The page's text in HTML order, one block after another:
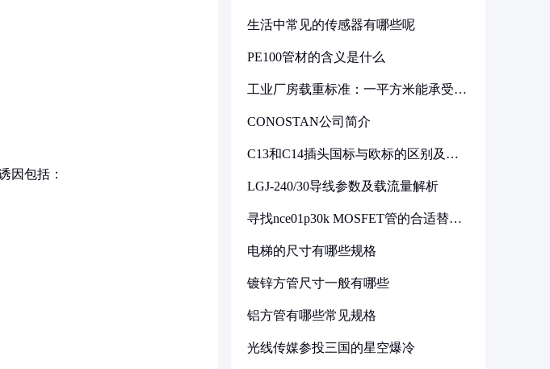
因包括：
生活中常见的传感器有哪些呢
PE100管材的含义是什么
工业厂房载重标准：一平方米能承受多
CONOSTAN公司简介
C13和C14插头国标与欧标的区别及其
LGJ-240/30导线参数及载流量解析
寻找nce01p30k MOSFET管的合适替代
电梯的尺寸有哪些规格
镀锌方管尺寸一般有哪些
铝方管有哪些常见规格
光线传媒参投三国的星空爆冷